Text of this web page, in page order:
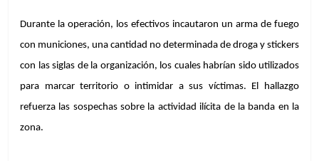
Durante la operación, los efectivos incautaron un arma de fuego
con municiones, una cantidad no determinada de droga y stickers
con las siglas de la organización, los cuales habrían sido utilizados
para marcar territorio o intimidar a sus víctimas. El hallazgo
refuerza las sospechas sobre la actividad ilícita de la banda en la
zona.